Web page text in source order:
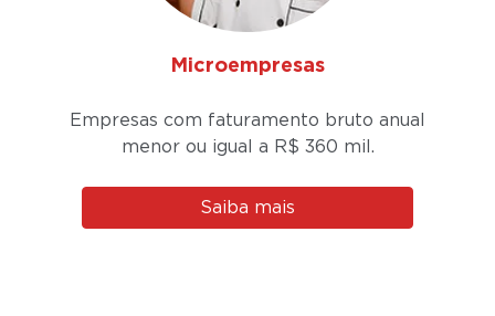
Microempresas
Empresas com faturamento bruto anual
menor ou igual a R$ 360 mil.
Saiba mais